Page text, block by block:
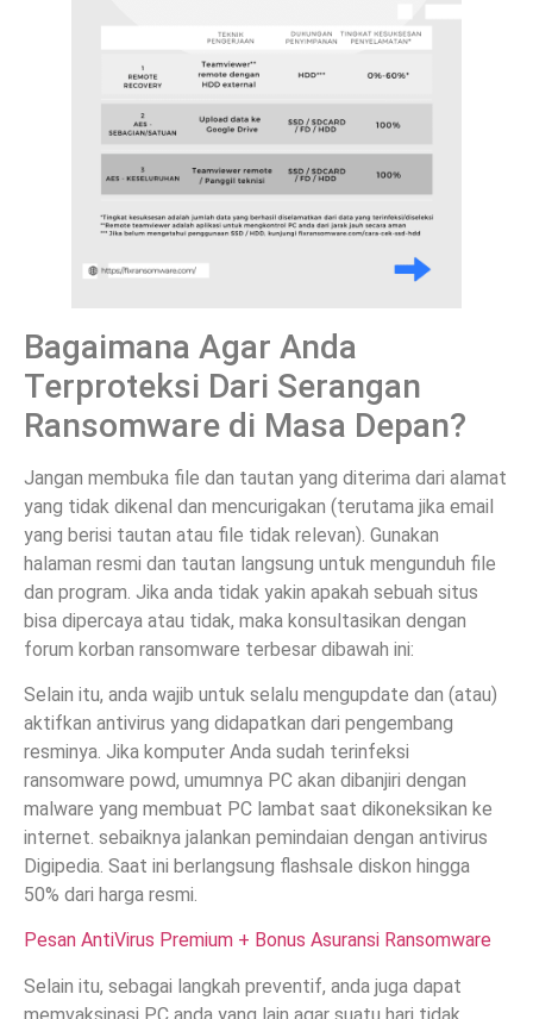
Bagaimana Agar Anda
Terproteksi Dari Serangan
Ransomware di Masa Depan?
Jangan membuka file dan tautan yang diterima dari alamat
yang tidak dikenal dan mencurigakan (terutama jika email
yang berisi tautan atau file tidak relevan). Gunakan
halaman resmi dan tautan langsung untuk mengunduh file
dan program. Jika anda tidak yakin apakah sebuah situs
bisa dipercaya atau tidak, maka konsultasikan dengan
forum korban ransomware terbesar dibawah ini:
Selain itu, anda wajib untuk selalu mengupdate dan (atau)
aktifkan antivirus yang didapatkan dari pengembang
resminya. Jika komputer Anda sudah terinfeksi
ransomware powd, umumnya PC akan dibanjiri dengan
malware yang membuat PC lambat saat dikoneksikan ke
internet. sebaiknya jalankan pemindaian dengan antivirus
Digipedia. Saat ini berlangsung flashsale diskon hingga
50% dari harga resmi.
Pesan AntiVirus Premium + Bonus Asuransi Ransomware
Selain itu, sebagai langkah preventif, anda juga dapat